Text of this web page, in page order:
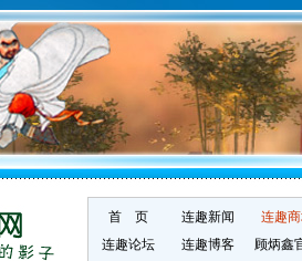
首 页 连趣新闻
连趣
连趣论坛
连趣博客 顾炳鑫